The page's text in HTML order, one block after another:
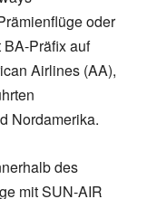
oder
Präfix auf
Airlines (AA),
Nordamerika.
des
mit SUN-AIR